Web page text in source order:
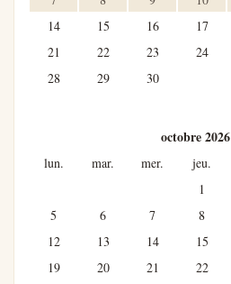
14
15 16 17
21
22 23 24
28
29 30
octobre 2026
lun. mar. mer. jeu.
1
5
6 7 8
12
13 14 15
19
20 21 22